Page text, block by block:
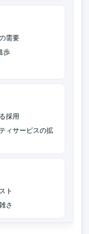
需要
歩
採用
ィサービスの拡
ト
さ